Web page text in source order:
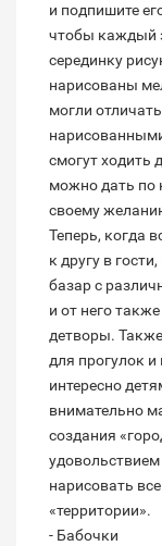
и подпишите
чтобы каждый
серединку
нарисованы
могли
смогут ходить
можно дать по
своему
Теперь, когда
к другу в
базар с
и от него
детворы.
для прогулок
интересно
внимательно
создания
нарисовать
«территории».
- Бабочки